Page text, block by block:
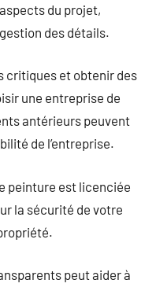
du projet,
des détails.
critiques et obtenir des
une entreprise de
antérieurs peuvent
de l’entreprise.
peinture est licenciée
la sécurité de votre
peut aider à